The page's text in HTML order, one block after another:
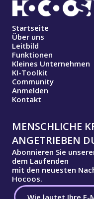
Startseite
Über uns
Leitbild
Funktionen
Kleines Unternehmen
KI-Toolkit
Community
Anmelden
Kontakt
MENSCHLICHE
ANGETRIEBEN
Abonnieren Sie
dem Laufenden
mit den neuesten
Hocoos.